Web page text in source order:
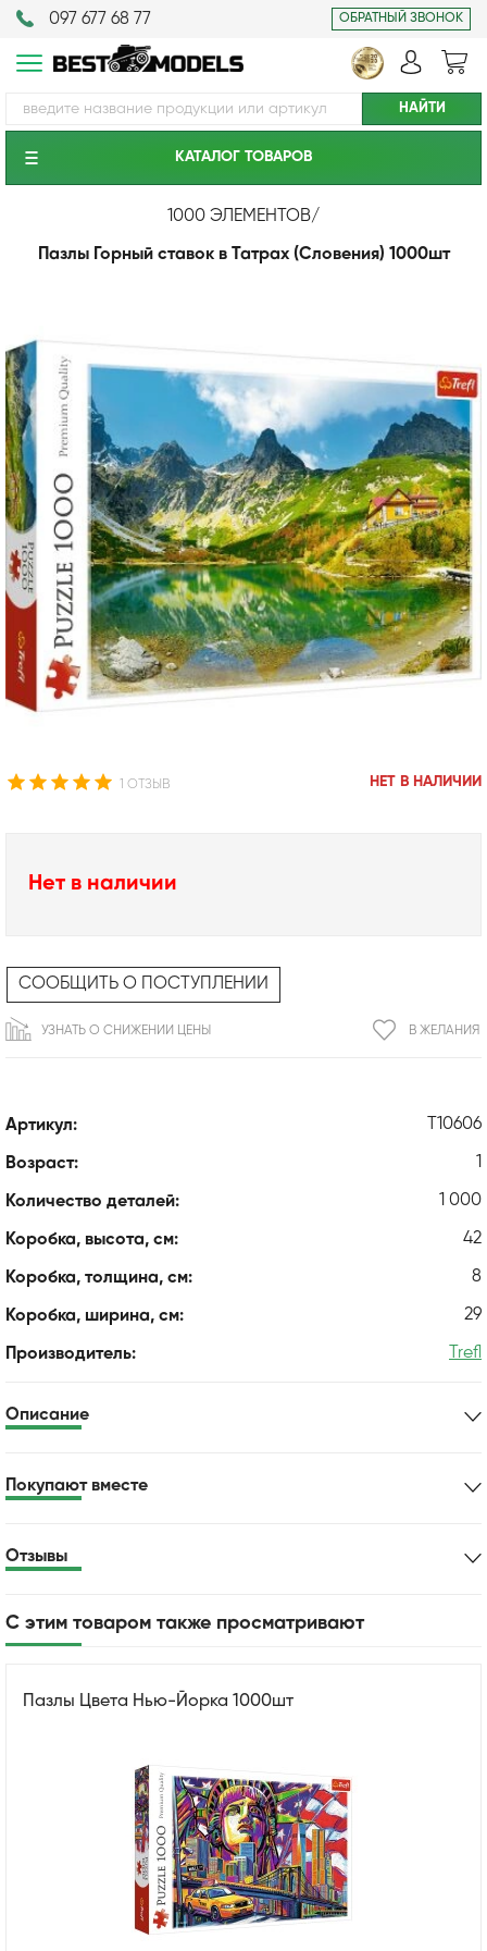
097 677 68 77 ОБРАТНЫЙ ЗВОНОК
КАТАЛОГ ТОВАРОВ
1000 ЭЛЕМЕНТОВ/
Пазлы Горный ставок в Татрах (Словения) 1000шт
1 ОТЗЫВ НЕТ В НАЛИЧИИ
Артикул: T10606
Возраст: 1
Количество деталей: 1 000
Коробка, высота, см: 42
Коробка, толщина, см: 8
Коробка, ширина, см: 29
Производитель: Trefl
Нет в наличии
СООБЩИТЬ О ПОСТУПЛЕНИИ
В ЖЕЛАНИЯ
УЗНАТЬ О СНИЖЕНИИ ЦЕНЫ
Описание
Покупают вместе
Отзывы
С этим товаром также просматривают
Пазлы Цвета Нью-Йорка 1000шт